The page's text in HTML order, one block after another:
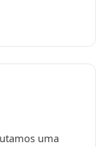
uma